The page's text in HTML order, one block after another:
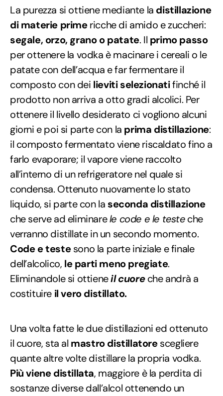
La purezza si ottiene mediante la distillazione
di materie primericche di amido e zuccheri:
segale, orzo, grano o patate. Il primo passo
per ottenere la vodka è macinare i cereali o le
patate con dell’acqua e far fermentare il
composto con dei lieviti selezionatifinché il
prodotto non arriva a otto gradi alcolici. Per
ottenere il livello desiderato ci vogliono alcuni
giorni e poi si parte con la prima distillazione:
il composto fermentato viene riscaldato fino a
farlo evaporare; il vapore viene raccolto
all’interno di un refrigeratore nel quale si
condensa. Ottenuto nuovamente lo stato
liquido, si parte con la seconda distillazione
che serve ad eliminarele code e le testeche
verranno distillate in un secondo momento.
Code e testesono la parte iniziale e finale
dell’alcolico, le parti meno pregiate.
Eliminandole si ottieneil cuoreche andrà a
costituire il vero distillato.
Una volta fatte le due distillazioni ed ottenuto
il cuore, sta al mastro distillatorescegliere
quante altre volte distillare la propria vodka.
Più viene distillata, maggiore è la perdita di
sostanze diverse dall’alcol ottenendo un